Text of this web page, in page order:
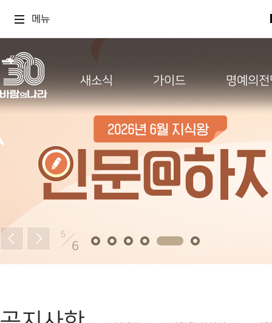
메뉴
새소식 가이드 명예의
5
6